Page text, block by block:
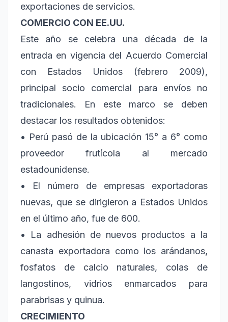
exportaciones de servicios.
COMERCIO CON EE.UU.
Este año se celebra una década de la
entrada en vigencia del Acuerdo Comercial
con Estados Unidos (febrero 2009),
principal socio comercial para envíos no
tradicionales. En este marco se deben
destacar los resultados obtenidos:
• Perú pasó de la ubicación 15° a 6° como
proveedor frutícola al mercado
estadounidense.
• El número de empresas exportadoras
nuevas, que se dirigieron a Estados Unidos
en el último año, fue de 600.
• La adhesión de nuevos productos a la
canasta exportadora como los arándanos,
fosfatos de calcio naturales, colas de
langostinos, vidrios enmarcados para
parabrisas y quinua.
CRECIMIENTO